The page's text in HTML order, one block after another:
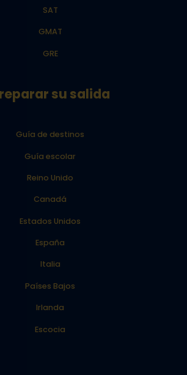
SAT
GMAT
GRE
su salida
Guía de destinos
Guía escolar
Reino Unido
Canadá
Estados Unidos
España
Italia
Países Bajos
Irlanda
Escocia